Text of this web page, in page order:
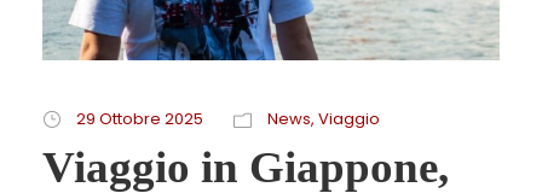
29 Ottobre 2025 News, Viaggio
Viaggio in Giappone,